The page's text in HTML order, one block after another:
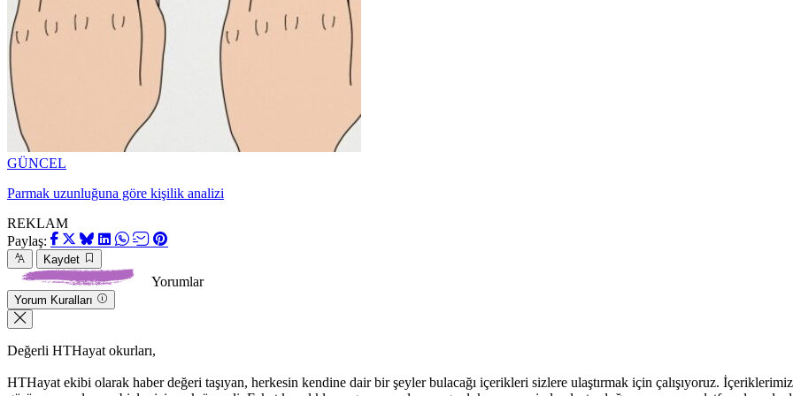
GÜNCEL
Parmak uzunluğuna göre kişilik analizi
REKLAM
Paylaş:
Kaydet
Yorumlar
Yorum Kuralları
Değerli HTHayat okurları,
HTHayat ekibi olarak haber değeri taşıyan, herkesin kendine dair bir şeyler bulacağı içerikleri sizlere ulaştırmak için çalışıyoruz.